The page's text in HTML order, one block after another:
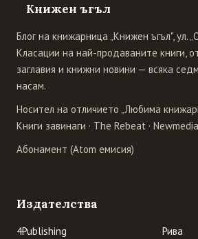
Книжен ъгъл
Блог на книжарница „Книжен ъгъл", ул.
Класации на най-продаваните книги,
заглавия и книжни новини — всяка
насам.
Носител на отличието „Любима
Книги завинаги · The Rebeat ·
Абонамент (Atom емисия)
Издателства
4Publishing
Рива